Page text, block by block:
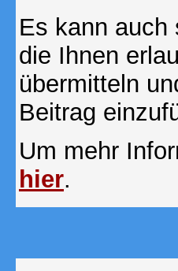
Es kann
die Ihnen
übermitteln
Beitrag
Um mehr
hier.